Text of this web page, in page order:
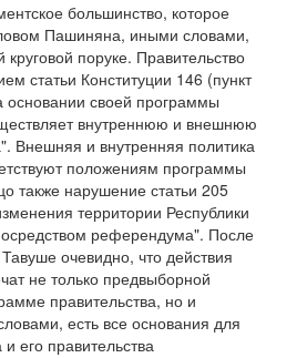
большинство, которое
Пашиняна, иными словами,
поруке. Правительство
статьи Конституции 146 (пункт
основании своей программы
внутреннюю и внешнюю
Внешняя и внутренняя политика
положениям программы
также нарушение статьи 205
территории Республики
референдума". После
очевидно, что действия
не только предвыборной
правительства, но и
есть все основания для
его правительства